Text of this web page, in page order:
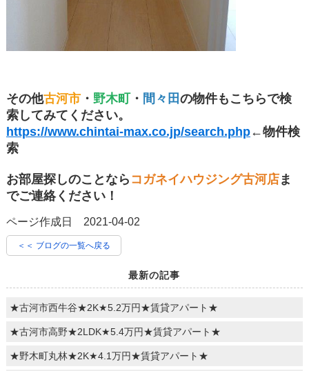
その他古河市・ 野木町・ 間々田 の物件もこちらで検
索してみてください。
https://www.chintai-max.co.jp/search.php←物件検
索
お部屋探しのことなら コガネイハウジング古河店ま
でご連絡ください！
ページ作成日 2021-04-02
＜＜ ブログの一覧へ戻る
最新の記事
★古河市西牛谷★2K★5.2万円★賃貸アパート★
★古河市高野★2LDK★5.4万円★賃貸アパート★
★野木町丸林★2K★4.1万円★賃貸アパート★